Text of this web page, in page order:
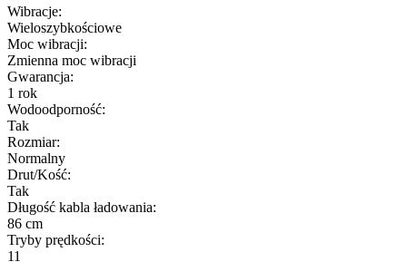
Wibracje:
Wieloszybkościowe
Moc wibracji:
Zmienna moc wibracji
Gwarancja:
1 rok
Wodoodporność:
Tak
Rozmiar:
Normalny
Drut/Kość:
Tak
Długość kabla ładowania:
86 cm
Tryby prędkości:
11